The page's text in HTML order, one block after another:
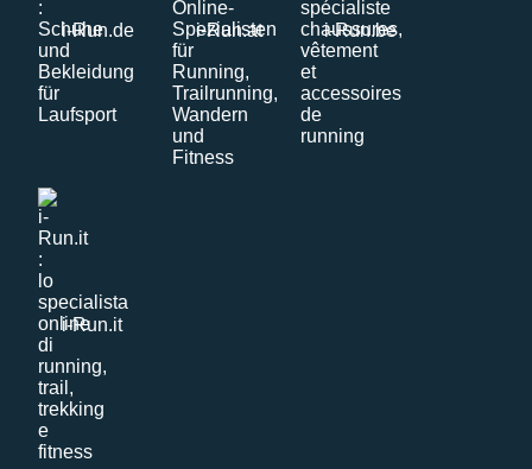
i-Run.de i-Run.at i-Run.be
i-Run.it